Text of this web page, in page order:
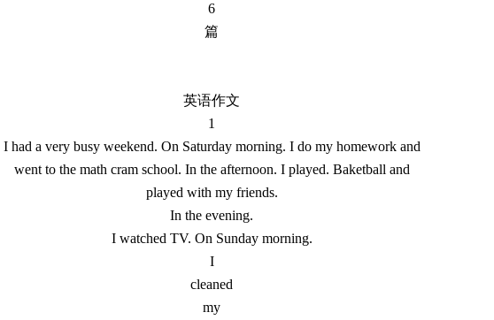
6
篇
英语作文
1
I had a very busy weekend. On Saturday morning. I do my homework and
went to the math cram school. In the afternoon. I played. Baketball and
played with my friends.
In the evening.
I watched TV. On Sunday morning.
I
cleaned
my